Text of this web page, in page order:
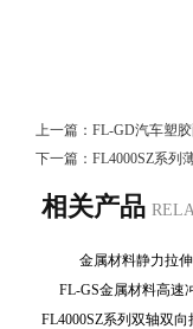
上一篇： FL-GD汽车塑
下一篇： FL4000SZ系列
相关产品
金属材料静力拉
FL-GS金属材料高
FL4000SZ系列双轴双